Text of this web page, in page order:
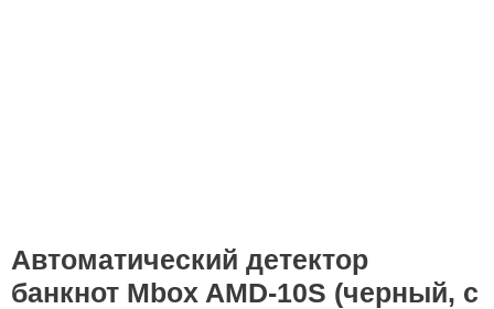
Автоматический детектор
банкнот Mbox AMD-10S (черный, с